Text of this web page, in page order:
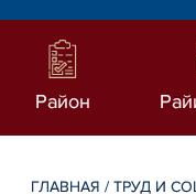
Район
ГЛАВНАЯ /ТРУД И